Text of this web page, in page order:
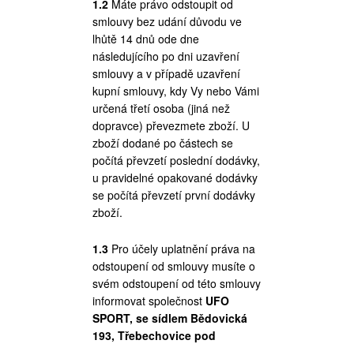
1.2 Máte právo odstoupit od
smlouvy bez udání důvodu ve
lhůtě 14 dnů ode dne
následujícího po dni uzavření
smlouvy a v případě uzavření
kupní smlouvy, kdy Vy nebo Vámi
určená třetí osoba (jiná než
dopravce) převezmete zboží. U
zboží dodané po částech se
počítá převzetí poslední dodávky,
u pravidelné opakované dodávky
se počítá převzetí první dodávky
zboží.
1.3 Pro účely uplatnění práva na
odstoupení od smlouvy musíte o
svém odstoupení od této smlouvy
informovat společnost UFO
SPORT, se sídlem Bědovická
193, Třebechovice pod